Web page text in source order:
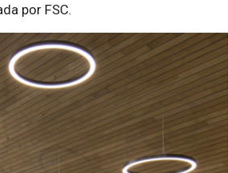
por FSC.